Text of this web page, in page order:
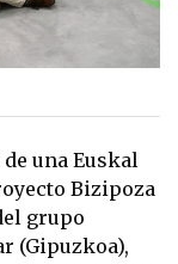
una Euskal
Bizipoza
grupo
(Gipuzkoa),